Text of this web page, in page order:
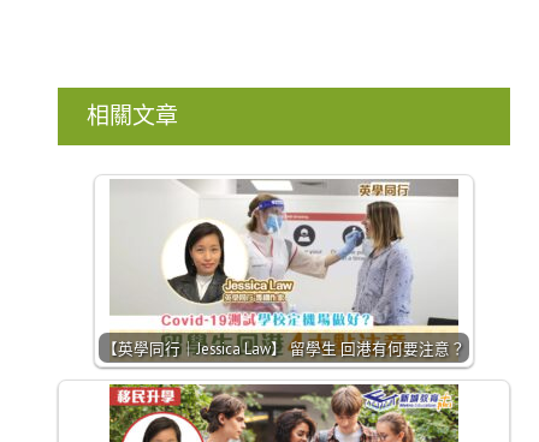
相關文章
【英學同行｜Jessica Law】 留學生 回港有何要注意？